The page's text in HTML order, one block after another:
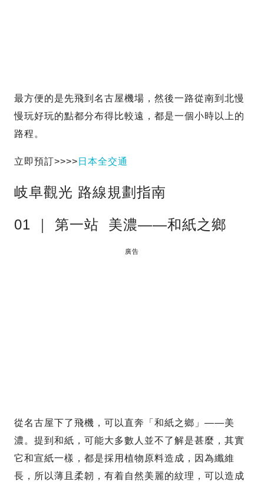
最方便的是先飛到名古屋機場，然後一路從南到北慢
慢玩好玩的點都分布得比較遠，都是一個小時以上的
路程。
立即預訂>>>> 日本全交通
岐阜觀光 路線規劃指南
01 ｜ 第一站 美濃——和紙之鄉
廣告
從名古屋下了飛機，可以直奔「和紙之鄉」——美
濃。提到和紙，可能大多數人並不了解是甚麼，其實
它和宣紙一樣，都是採用植物原料造成，因為纖維
長，所以薄且柔韌，有着自然美麗的紋理，可以造成